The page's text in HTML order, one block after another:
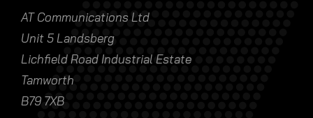
AT Communications Ltd
Unit 5 Landsberg
Lichfield Road Industrial Estate
Tamworth
B79 7XB